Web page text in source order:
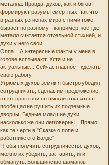
металла. Правда, духов, как и богов,
формируют разумы смертных, так что
в разных регионах мира с ними тоже
бывает по разному - например, кое-где
металл считается отдельной стихией, и
духи у него свои...
Оппа... А интересные факты у меня в
голове всплывают. Хотя и не
актуальные... Сейчас главное - сделать
свою работу.
Угрюмых духов земли я быстро убедил
сотрудничать, сделав им предложение,
от которого они не смогли отказаться -
пообещал не рушить их подземные
дворцы. Бедные младшие духи,
насколько же они легковерны... Прямо
как те черти в "Сказке о попе и
работнике его Балде".
Чтобы получить сотрудничество духов,
можно их убедить, заставить, или
обмануть. Большинство шаманов